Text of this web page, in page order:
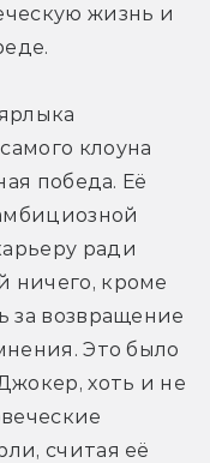
жизнь и
клоуна
победа. Её
ради
ничего, кроме
за возвращение
Это было
хоть и не
считая её